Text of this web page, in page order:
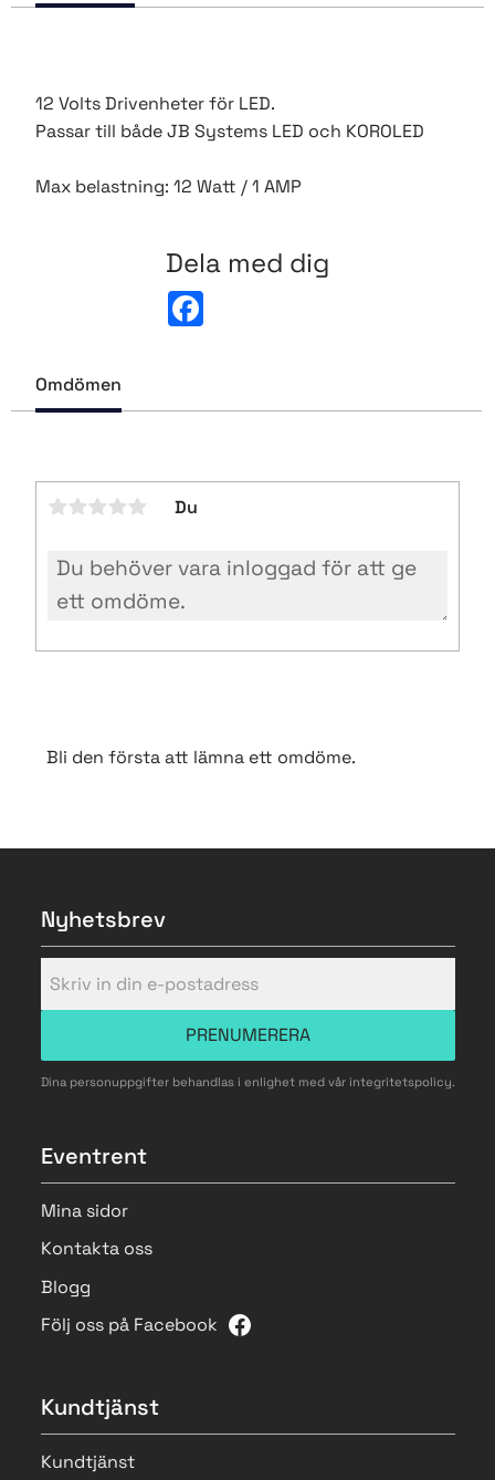
12 Volts Drivenheter för LED.
Passar till både JB Systems LED och KOROLED
Max belastning: 12 Watt / 1 AMP
Dela med dig
o
Omdömen
Du
Bli den första att lämna ett omdöme.
Nyhetsbrev
PRENUMERERA
Dina personuppgifter behandlas i enlighet med vår integritetspolicy.
Eventrent
Mina sidor
Kontakta oss
Blogg
Följ oss på Facebook
Kundtjänst
Kundtjänst